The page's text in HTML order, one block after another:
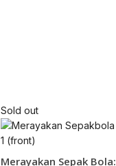
Sold out
Merayakan Sepak Bola: